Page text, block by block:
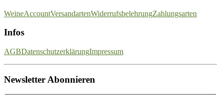
WeineAccountVersandartenWiderrufsbelehrungZahlungsarten
Infos
AGBDatenschutzerklärungImpressum
Newsletter Abonnieren